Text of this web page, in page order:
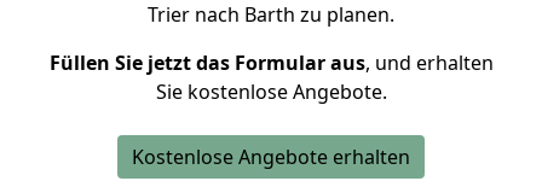
Trier nach Barth zu planen.
Füllen Sie jetzt das Formular aus, und erhalten
Sie kostenlose Angebote.
Kostenlose Angebote erhalten